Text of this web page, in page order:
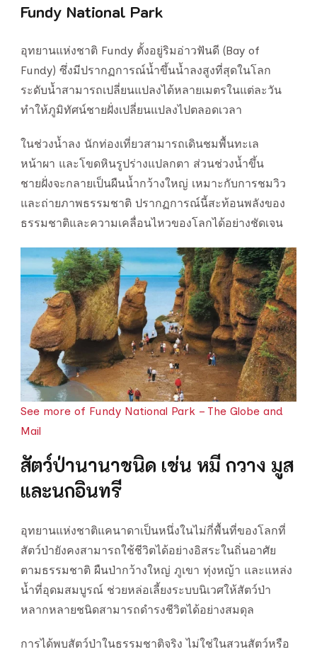
Fundy National Park
อุทยานแห่งชาติ Fundy ตั้งอยู่ริมอ่าวฟันดี (Bay of
Fundy) ซึ่งมีปรากฏการณ์น้ำขึ้นน้ำลงสูงที่สุดในโลก
ระดับน้ำสามารถเปลี่ยนแปลงได้หลายเมตรในแต่ละวัน
ทำให้ภูมิทัศน์ชายฝั่งเปลี่ยนแปลงไปตลอดเวลา
ในช่วงน้ำลง นักท่องเที่ยวสามารถเดินชมพื้นทะเล
หน้าผา และโขดหินรูปร่างแปลกตา ส่วนช่วงน้ำขึ้น
ชายฝั่งจะกลายเป็นผืนน้ำกว้างใหญ่ เหมาะกับการชมวิว
และถ่ายภาพธรรมชาติ ปรากฏการณ์นี้สะท้อนพลังของ
ธรรมชาติและความเคลื่อนไหวของโลกได้อย่างชัดเจน
See more of Fundy National Park – The Globe and
Mail
สัตว์ป่านานาชนิด เช่น หมี กวาง มูส
และนกอินทรี
อุทยานแห่งชาติแคนาดาเป็นหนึ่งในไม่กี่พื้นที่ของโลกที่
สัตว์ป่ายังคงสามารถใช้ชีวิตได้อย่างอิสระในถิ่นอาศัย
ตามธรรมชาติ ผืนป่ากว้างใหญ่ ภูเขา ทุ่งหญ้า และแหล่ง
น้ำที่อุดมสมบูรณ์ ช่วยหล่อเลี้ยงระบบนิเวศให้สัตว์ป่า
หลากหลายชนิดสามารถดำรงชีวิตได้อย่างสมดุล
การได้พบสัตว์ป่าในธรรมชาติจริง ไม่ใช่ในสวนสัตว์หรือ